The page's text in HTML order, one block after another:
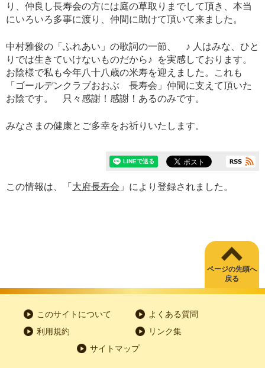
り、仲良し長寿会の方には庭の草取りまでして頂き、本当
にいろいろ多事に渡り、仲間に助けて頂いて来ました。
中村雅俊の「ふれあい」の歌詞の一節、 ♪ 人はみな、ひと
りでは生きていけないものだから♪ を実感しております。
お陰様で私も今年八十八歳の米寿を迎えました。これも
「ゴールデンクラブおおぶ 長寿会」仲間に支えて頂いた
お陰です。 只々感謝！感謝！あるのみです。
みなさまの健康とご多幸をお祈りいたします。
この情報は、「 大府長寿会 」により登録されました。
ページの先頭へ
戻る
このサイトについて
よくある質問
利用規約
リンク集
サイトマップ